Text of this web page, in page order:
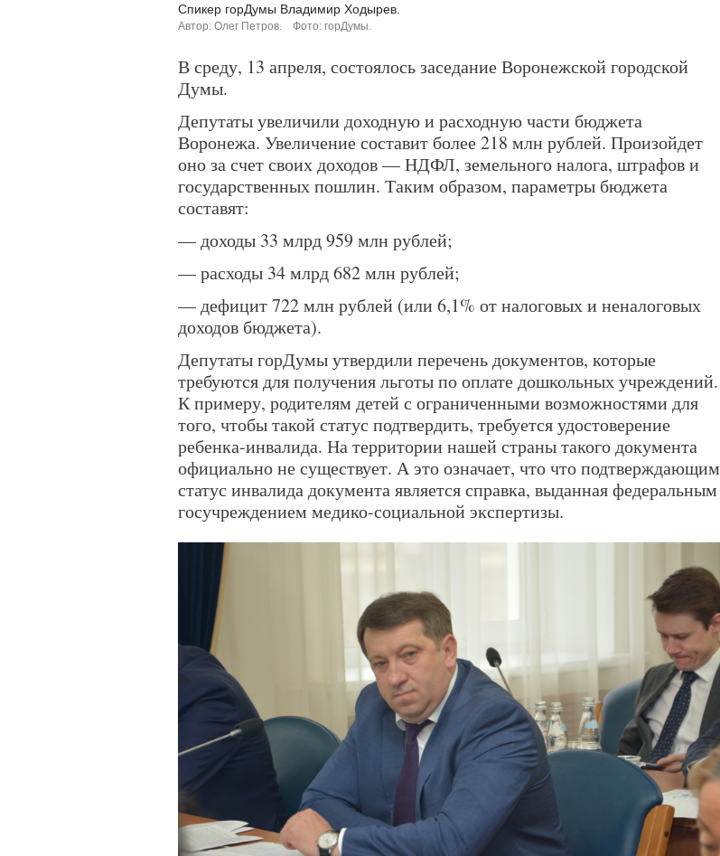
Спикер горДумы Владимир Ходырев.
Автор: Олег Петров. Фото: горДумы.
В среду, 13 апреля, состоялось заседание Воронежской городской
Думы.
Депутаты увеличили доходную и расходную части бюджета
Воронежа. Увеличение составит более 218 млн рублей. Произойдет
оно за счет своих доходов — НДФЛ, земельного налога, штрафов и
государственных пошлин. Таким образом, параметры бюджета
составят:
— доходы 33 млрд 959 млн рублей;
— расходы 34 млрд 682 млн рублей;
— дефицит 722 млн рублей (или 6,1% от налоговых и неналоговых
доходов бюджета).
Депутаты горДумы утвердили перечень документов, которые
требуются для получения льготы по оплате дошкольных учреждений.
К примеру, родителям детей с ограниченными возможностями для
того, чтобы такой статус подтвердить, требуется удостоверение
ребенка-инвалида. На территории нашей страны такого документа
официально не существует. А это означает, что что подтверждающим
статус инвалида документа является справка, выданная федеральным
госучреждением медико-социальной экспертизы.